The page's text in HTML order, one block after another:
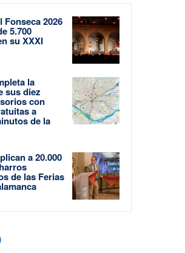
Fonseca 2026
5.700
su XXXI
la
sus diez
con
a
de la
a 20.000
de las Ferias